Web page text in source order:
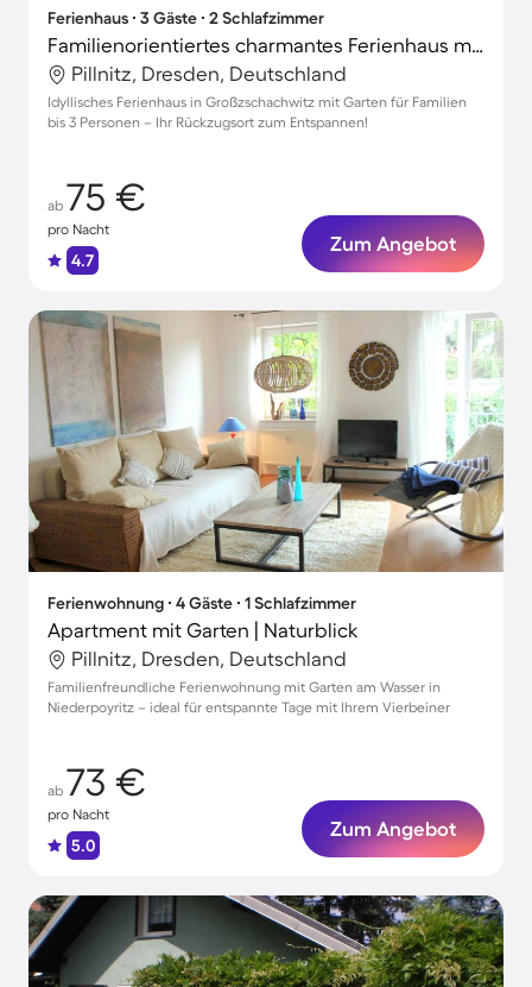
Ferienhaus ∙ 3 Gäste ∙ 2 Schlafzimmer
Familienorientiertes charmantes Ferienhaus mit Garten, Grill und Terrasse | Ideal für Homeoffice
Pillnitz, Dresden, Deutschland
Idyllisches Ferienhaus in Großzschachwitz mit Garten für Familien
bis 3 Personen – Ihr Rückzugsort zum Entspannen!
ab 75 €
pro Nacht
4.7
Zum Angebot
Ferienwohnung ∙ 4 Gäste ∙ 1 Schlafzimmer
Apartment mit Garten | Naturblick
Pillnitz, Dresden, Deutschland
Familienfreundliche Ferienwohnung mit Garten am Wasser in
Niederpoyritz – ideal für entspannte Tage mit Ihrem Vierbeiner
ab 73 €
pro Nacht
5.0
Zum Angebot